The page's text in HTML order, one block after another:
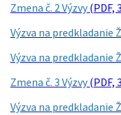
Zmena č. 2 Výzvy(PDF,
Výzva na predkladanie
Výzva na predkladanie
Zmena č. 3 Výzvy(PDF,
Výzva na predkladanie